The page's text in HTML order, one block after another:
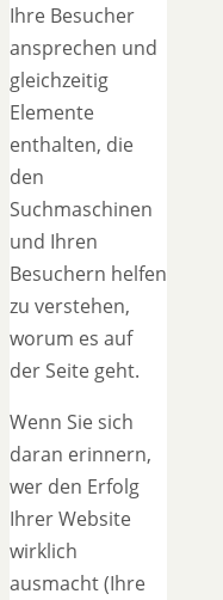
Ihre Besucher
ansprechen und
gleichzeitig
Elemente
enthalten, die
den
Suchmaschinen
und Ihren
Besuchern helfen
zu verstehen,
worum es auf
der Seite geht.
Wenn Sie sich
daran erinnern,
wer den Erfolg
Ihrer Website
wirklich
ausmacht (Ihre